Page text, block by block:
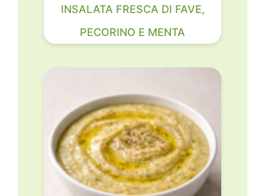
INSALATA FRESCA DI FAVE,
PECORINO E MENTA